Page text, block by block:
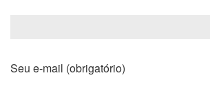
Seu e-mail (obrigatório)